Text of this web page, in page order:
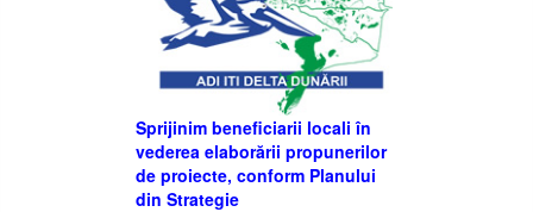
Sprijinim beneficiarii locali în
vederea elaborării propunerilor
de proiecte, conform Planului
din Strategie